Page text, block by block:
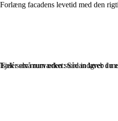
Forlæng facadens levetid med den
Tjek selv murværket: Sådan laver du
Isolér små rum uden store indgreb i